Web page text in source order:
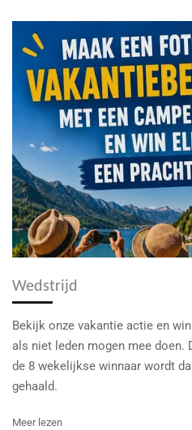
Wedstrijd
Bekijk onze vakantie actie en
als niet leden mogen mee doen.
de 8 wekelijkse winnaar wordt
gehaald.
Meer lezen